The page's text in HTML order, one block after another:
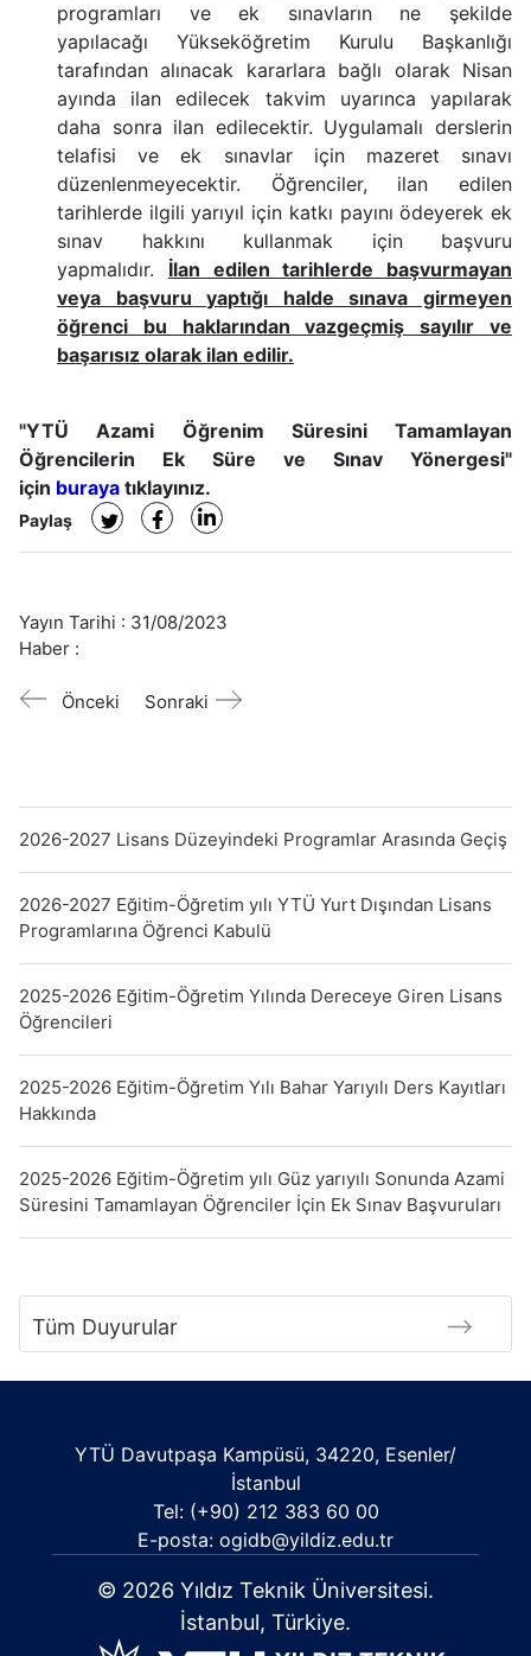
programları ve ek sınavların ne şekilde
yapılacağı Yükseköğretim Kurulu Başkanlığı
tarafından alınacak kararlara bağlı olarak Nisan
ayında ilan edilecek takvim uyarınca yapılarak
daha sonra ilan edilecektir. Uygulamalı derslerin
telafisi ve ek sınavlar için mazeret sınavı
düzenlenmeyecektir. Öğrenciler, ilan edilen
tarihlerde ilgili yarıyıl için katkı payını ödeyerek ek
sınav hakkını kullanmak için başvuru
yapmalıdır. İlan edilen tarihlerde başvurmayan
veya başvuru yaptığı halde sınava girmeyen
öğrenci bu haklarından vazgeçmiş sayılır ve
başarısız olarak ilan edilir.
"YTÜ Azami Öğrenim Süresini Tamamlayan
Öğrencilerin Ek Süre ve Sınav Yönergesi"
için buraya tıklayınız.
Paylaş
Yayın Tarihi : 31/08/2023
Haber :
Önceki Sonraki
2026-2027 Lisans Düzeyindeki Programlar Arasında Geçiş
2026-2027 Eğitim-Öğretim yılı YTÜ Yurt Dışından Lisans
Programlarına Öğrenci Kabulü
2025-2026 Eğitim-Öğretim Yılında Dereceye Giren Lisans
Öğrencileri
2025-2026 Eğitim-Öğretim Yılı Bahar Yarıyılı Ders Kayıtları
Hakkında
2025-2026 Eğitim-Öğretim yılı Güz yarıyılı Sonunda Azami
Süresini Tamamlayan Öğrenciler İçin Ek Sınav Başvuruları
Tüm Duyurular
YTÜ Davutpaşa Kampüsü, 34220, Esenler/
İstanbul
Tel: (+90) 212 383 60 00
E-posta: ogidb@yildiz.edu.tr
© 2026 Yıldız Teknik Üniversitesi.
İstanbul, Türkiye.